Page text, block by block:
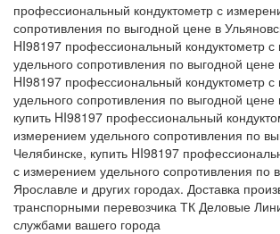
профессиональный кондуктометр с
сопротивления по выгодной цене в
HI98197 профессиональный кондуктометр
удельного сопротивления по выгодной
HI98197 профессиональный кондуктометр
удельного сопротивления по выгодной цене
купить HI98197 профессиональный
измерением удельного сопротивления по
Челябинске, купить HI98197
с измерением удельного сопротивления по
Ярославле и других городах. Доставка
транспорными перевозчика ТК Деловые
службами вашего города